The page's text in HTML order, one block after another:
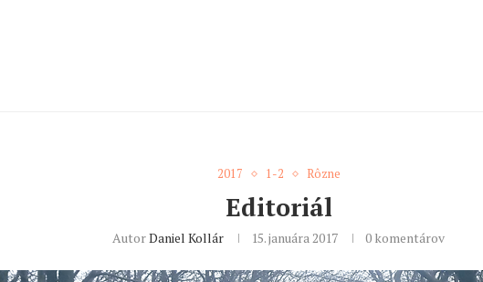
2017 1-2 Rôzne
Editoriál
AutorDaniel Kollár 15. januára 2017 0 komentárov